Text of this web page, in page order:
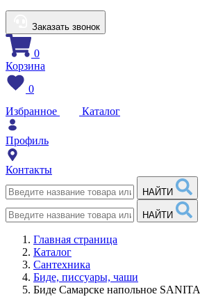
Заказать звонок
0
Корзина
0
Избранное
Каталог
Профиль
Контакты
НАЙТИ
НАЙТИ
Главная страница
Каталог
Сантехника
Биде, писсуары, чаши
Биде Самарске напольное SANITA